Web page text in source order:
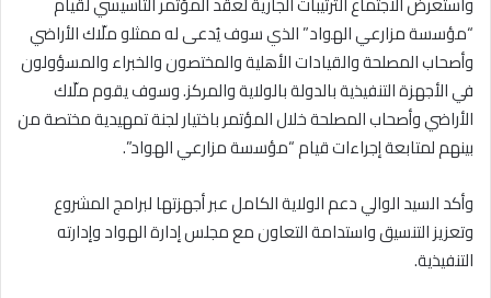
“مؤسسة مزارعي الهواد” الذي سوف يُدعى له ممثلو ملّاك الأراضي
وأصحاب المصلحة والقيادات الأهلية والمختصون والخبراء والمسؤولون
في الأجهزة التنفيذية بالدولة بالولاية والمركز. وسوف يقوم ملّاك
الأراضي وأصحاب المصلحة خلال المؤتمر باختيار لجنة تمهيدية مختصة من
بينهم لمتابعة إجراءات قيام “مؤسسة مزارعي الهواد”.
وأكد السيد الوالي دعم الولاية الكامل عبر أجهزتها لبرامج المشروع
وتعزيز التنسيق واستدامة التعاون مع مجلس إدارة الهواد وإدارته
التنفيذية.